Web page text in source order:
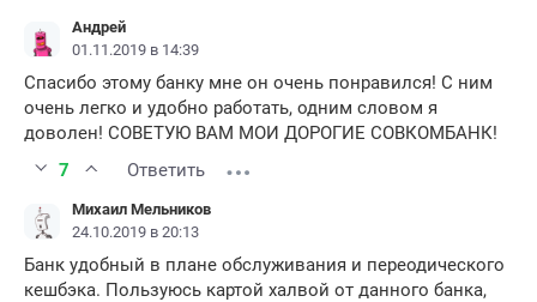
Андрей
01.11.2019 в 14:39
Спасибо этому банку мне он очень понравился! С ним
очень легко и удобно работать, одним словом я
доволен! СОВЕТУЮ ВАМ МОИ ДОРОГИЕ СОВКОМБАНК!
7
Ответить
Михаил Мельников
24.10.2019 в 20:13
Банк удобный в плане обслуживания и переодического
кешбэка. Пользуюсь картой халвой от данного банка,